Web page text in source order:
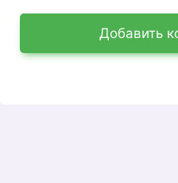
Добавить